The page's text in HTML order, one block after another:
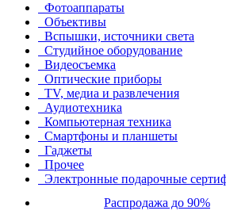
Фотоаппараты
Объективы
Вспышки, источники света
Студийное оборудование
Видеосъемка
Оптические приборы
TV, медиа и развлечения
Аудиотехника
Компьютерная техника
Смартфоны и планшеты
Гаджеты
Прочее
Электронные подарочные
Распродажа до 90%